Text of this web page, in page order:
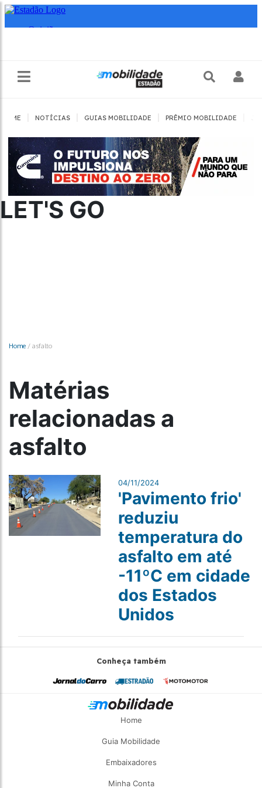
HOME NOTÍCIAS GUIAS MOBILIDADE PRÊMIO MOBILIDADE
LET'S GO
Home / asfalto
Matérias
relacionadas a
asfalto
04/11/2024
'Pavimento frio'
reduziu
temperatura do
asfalto em até
-11ºC em cidade
dos Estados
Unidos
Conheça também
Home
Guia Mobilidade
Embaixadores
Minha Conta